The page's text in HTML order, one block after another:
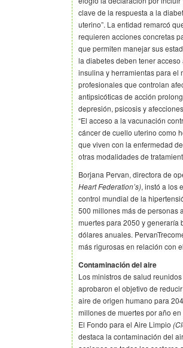
clave de la respuesta a la
uterino”. La entidad remarcó
requieren acciones concretas
que permiten manejar sus
la diabetes deben tener
insulina y herramientas para el
profesionales que controlan
antipsicóticas de acción
depresión, psicosis y
“El acceso a la vacunación
cáncer de cuello uterino como
que viven con la enfermedad
otras modalidades de
Borjana Pervan, directora de
Heart Federation’s), instó a los
control mundial de la
500 millones más de personas
muertes para 2050 y generaría
dólares anuales.
más rigurosas en relación con
Contaminación del aire
Los ministros de salud
aprobaron el objetivo de
aire de origen humano para
millones de muertes por año
El Fondo para el Aire Limpio
destaca la contaminación del